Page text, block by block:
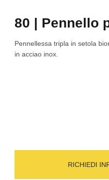
80 | Pennello
Pennellessa tripla in setola
in acciao inox.
RICHIEDI